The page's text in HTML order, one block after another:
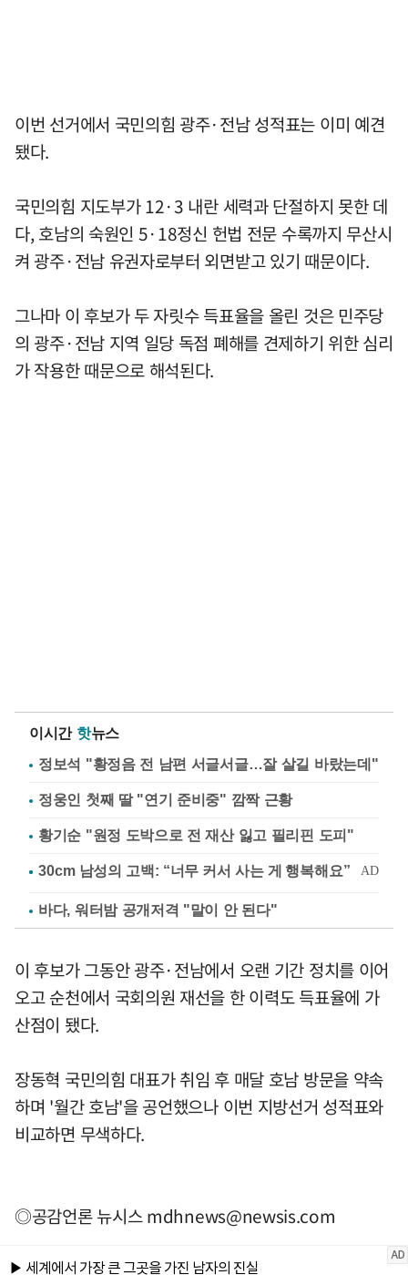
이번 선거에서 국민의힘 광주·전남 성적표는 이미 예견
됐다.
국민의힘 지도부가 12·3 내란 세력과 단절하지 못한 데
다, 호남의 숙원인 5·18정신 헌법 전문 수록까지 무산시
켜 광주·전남 유권자로부터 외면받고 있기 때문이다.
그나마 이 후보가 두 자릿수 득표율을 올린 것은 민주당
의 광주·전남 지역 일당 독점 폐해를 견제하기 위한 심리
가 작용한 때문으로 해석된다.
이시간 핫뉴스
정보석 "황정음 전 남편 서글서글…잘 살길 바랐는데"
정웅인 첫째 딸 "연기 준비중" 깜짝 근황
황기순 "원정 도박으로 전 재산 잃고 필리핀 도피"
바다, 워터밤 공개저격 "말이 안 된다"
이 후보가 그동안 광주·전남에서 오랜 기간 정치를 이어
오고 순천에서 국회의원 재선을 한 이력도 득표율에 가
산점이 됐다.
장동혁 국민의힘 대표가 취임 후 매달 호남 방문을 약속
하며 '월간 호남'을 공언했으나 이번 지방선거 성적표와
비교하면 무색하다.
◎공감언론 뉴시스mdhnews@newsis.com